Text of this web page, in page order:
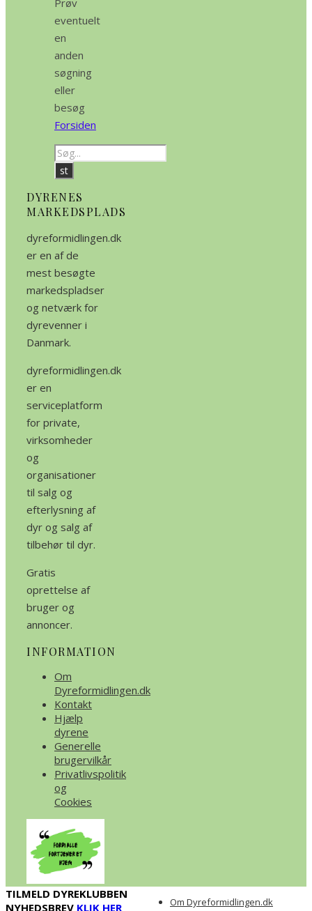
Prøv
eventuelt
en
anden
søgning
eller
besøg
Forsiden
DYRENES
MARKEDSPLADS
dyreformidlingen.dk
er en af de
mest besøgte
markedspladser
og netværk for
dyrevenner i
Danmark.
dyreformidlingen.dk
er en
serviceplatform
for private,
virksomheder
og
organisationer
til salg og
efterlysning af
dyr og salg af
tilbehør til dyr.
Gratis
oprettelse af
bruger og
annoncer.
INFORMATION
Om
Dyreformidlingen.dk
Kontakt
Hjælp
dyrene
Generelle
brugervilkår
Privatlivspolitik
og
Cookies
Om Dyreformidlingen.dk
TILMELD DYREKLUBBEN
NYHEDSBREV KLIK HER